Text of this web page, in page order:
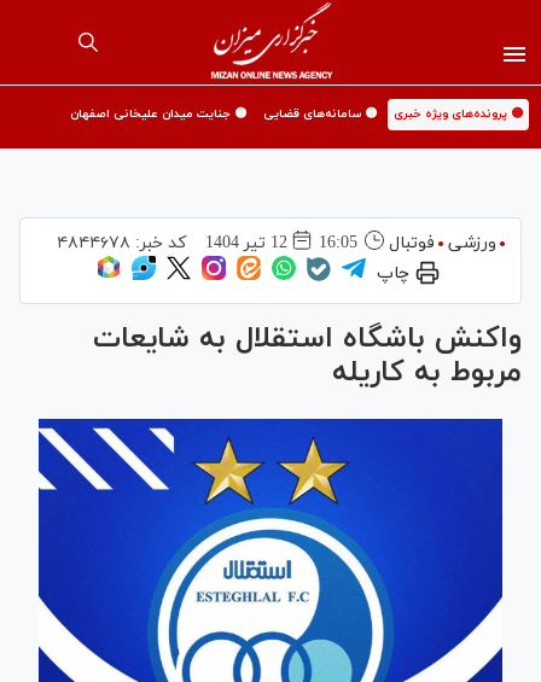
🟡 پرونده‌های ویژه خبری 🟡 سامانه‌های قضایی 🟡 جنایت میدان علیخانی اصفهان
ورزشی فوتبال 16:05 12 تير 1404 کد خبر: ۴۸۴۴۶۷۸
چاپ
واکنش باشگاه استقلال به شایعات
مربوط به کاریله